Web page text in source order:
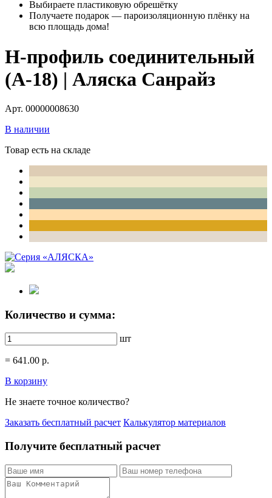
Выбираете пластиковую обрешётку
Получаете подарок — пароизоляционную плёнку на
всю площадь дома!
H-профиль соединительный
(A-18) | Аляска Санрайз
Арт. 00000008630
В наличии
Товар есть на складе
Количество и сумма:
шт
= 641.00 р.
В корзину
Не знаете точное количество?
Заказать бесплатный расчет Калькулятор материалов
Получите бесплатный расчет